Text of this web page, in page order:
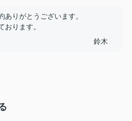
ありがとうございます。
おります。
鈴木